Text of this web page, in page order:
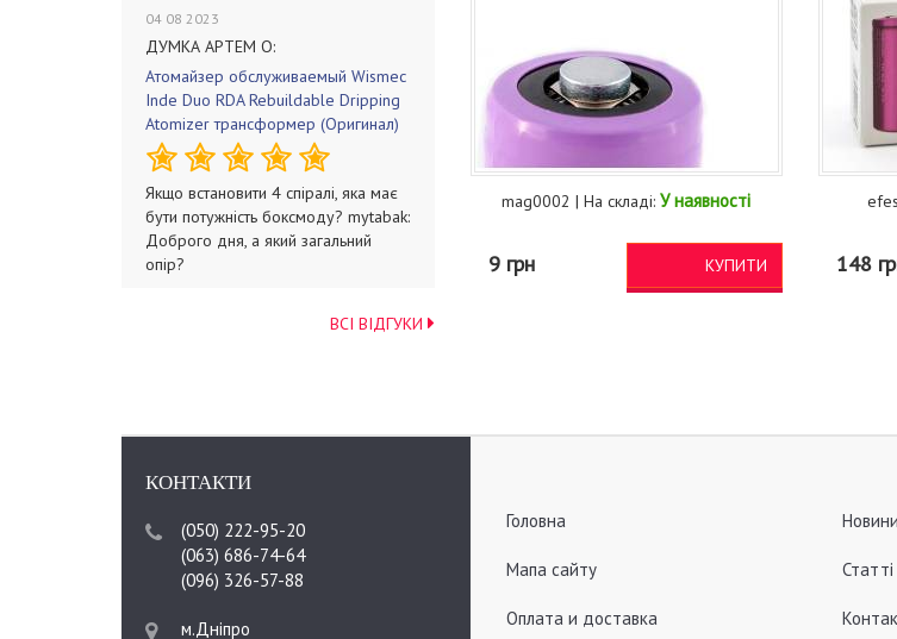
04 08 2023
ДУМКА АРТЕМ О:
Атомайзер обслуживаемый Wismec
Inde Duo RDA Rebuildable Dripping
Atomizer трансформер (Оригинал)
Якщо встановити 4 спіралі, яка має
бути потужність боксмоду? mytabak:
Доброго дня, а який загальний
опір?
ВСІ ВІДГУКИ
mag0002 | На складі:У наявності
9 грн КУПИТИ 148
КОНТАКТИ
(050) 222-95-20
(063) 686-74-64
(096) 326-57-88
м.Дніпро
Головна
Мапа сайту
Оплата и доставка
Новини
Статті